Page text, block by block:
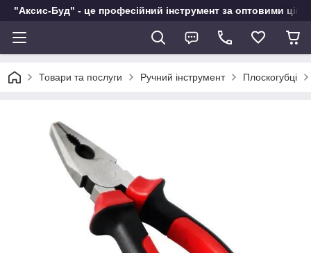
"Аксис-Буд" - це професійний інструмент за оптовими
Товари та послуги Ручний інструмент Плоскогубці